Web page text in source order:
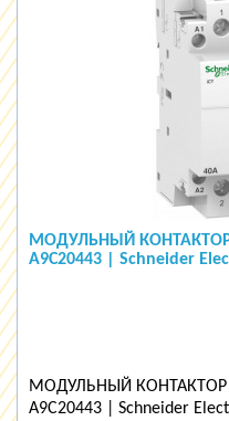
МОДУЛЬНЫЙ КОНТАКТОР
A9C20443 | Schneider
МОДУЛЬНЫЙ КОНТАКТОР
A9C20443 | Schneider